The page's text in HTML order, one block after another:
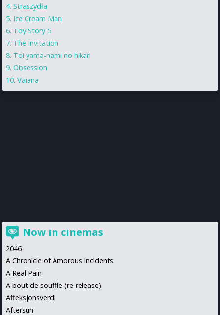
Straszydła
Ice Cream Man
Toy Story 5
The Invitation
Toi yama-nami no hikari
Obsession
Vaiana
Now in cinemas
2046
A Chronicle of Amorous Incidents
A Real Pain
A bout de souffle (re-release)
Affeksjonsverdi
Aftersun